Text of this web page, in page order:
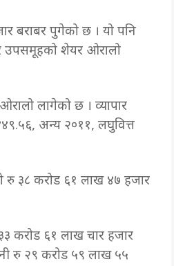
बराबर पुगेको छ । यो पनि
उपसमूहको शेयर ओरालो
लागेको छ । व्यापार
अन्य २०११, लघुवित्त
रु ३८ करोड ६१ लाख ४७ हजार
करोड ६१ लाख चार हजार
रु २९ करोड ५९ लाख ५५